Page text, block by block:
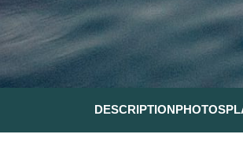
DESCRIPTIONPHOTOS